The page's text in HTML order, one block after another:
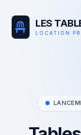
LES
LOCATION